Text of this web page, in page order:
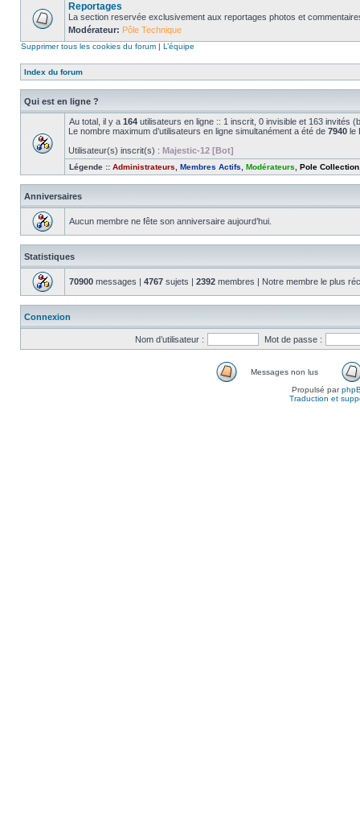
Reportages
La section reservée exclusivement aux reportages photos et
Modérateur: Pôle Technique
Supprimer tous les cookies du forum | L’équipe
Index du forum
Qui est en ligne ?
Au total, il y a 164 utilisateurs en ligne :: 1 inscrit, 0 invisible et 163 invités
Le nombre maximum d’utilisateurs en ligne simultanément a été de 7940 le
Utilisateur(s) inscrit(s) : Majestic-12 [Bot]
Légende :: Administrateurs Membres Actifs Modérateurs Pole Collection
Anniversaires
Aucun membre ne fête son anniversaire aujourd’hui.
Statistiques
70900 messages | 4767 sujets | 2392 membres | Notre membre le plus
Connexion
Nom d’utilisateur : Mot de passe :
Messages non lus
Propulsé par
Traduction et